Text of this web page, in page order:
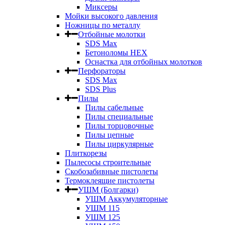
Миксеры
Мойки высокого давления
Ножницы по металлу
Отбойные молотки
SDS Max
Бетоноломы HEX
Оснастка для отбойных молотков
Перфораторы
SDS Max
SDS Plus
Пилы
Пилы сабельные
Пилы специальные
Пилы торцовочные
Пилы цепные
Пилы циркулярные
Плиткорезы
Пылесосы строительные
Скобозабивные пистолеты
Термоклеящие пистолеты
УШМ (Болгарки)
УШМ Аккумуляторные
УШМ 115
УШМ 125